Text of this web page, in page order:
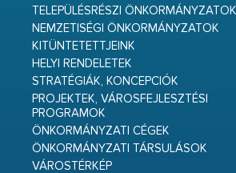
TELEPÜLÉSRÉSZI ÖNKORMÁNYZATOK
NEMZETISÉGI ÖNKORMÁNYZATOK
KITÜNTETETTJEINK
HELYI RENDELETEK
STRATÉGIÁK, KONCEPCIÓK
PROJEKTEK, VÁROSFEJLESZTÉSI
PROGRAMOK
ÖNKORMÁNYZATI CÉGEK
ÖNKORMÁNYZATI TÁRSULÁSOK
VÁROSTÉRKÉP